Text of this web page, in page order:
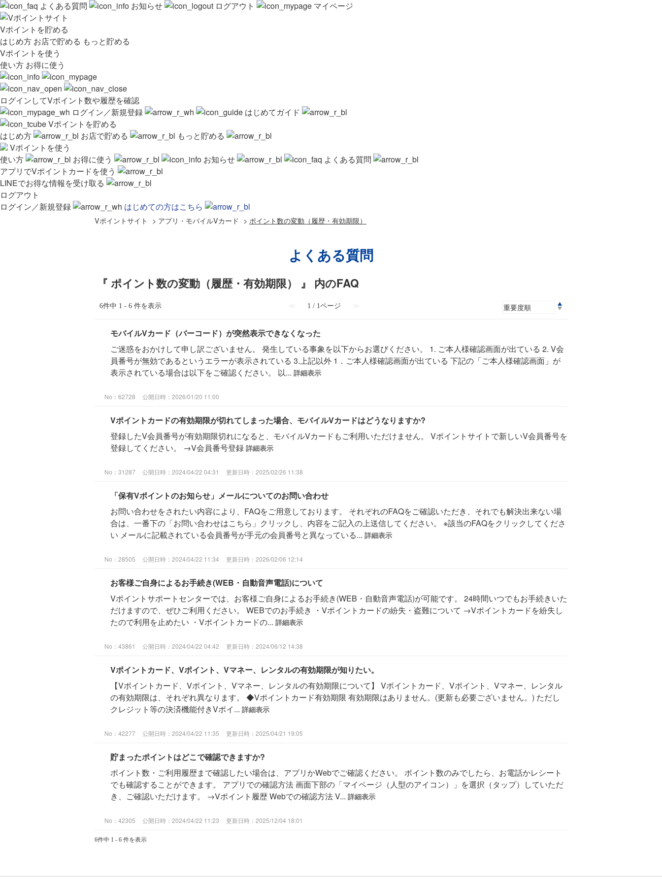
よくある質問 お知らせ ログアウト マイページ
Vポイントを貯める
はじめ方 お店で貯める もっと貯める
Vポイントを使う
使い方 お得に使う
ログインしてVポイント数や履歴を確認
ログイン／新規登録
はじめてガイド
Vポイントを貯める
はじめ方
お店で貯める
もっと貯める
Vポイントを使う
使い方
お得に使う お知らせ
よくある質問
アプリでVポイントカードを使う
LINEでお得な情報を受け取る
ログアウト
ログイン／新規登録
はじめての方はこちら
Vポイントサイト > アプリ・モバイルVカード > ポイント数の変動（履歴・有効期限）
よくある質問
『 ポイント数の変動（履歴・有効期限） 』 内のFAQ
6件中 1 - 6 件を表示 ≪ 1 / 1ページ ≫
モバイルVカード（バーコード）が突然表示できなくなった
ご迷惑をおかけして申し訳ございません。 発生している事象を以下からお選びください。 1. ご本人様確認画面が出ている 2. V会
員番号が無効であるというエラーが表示されている 3.上記以外 1．ご本人様確認画面が出ている 下記の「ご本人様確認画面」が
表示されている場合は以下をご確認ください。 以... 詳細表示
No：62728 公開日時：2026/01/20 11:00
Vポイントカードの有効期限が切れてしまった場合、モバイルVカードはどうなりますか?
登録したV会員番号が有効期限切れになると、モバイルVカードもご利用いただけません。 Vポイントサイトで新しいV会員番号を
登録してください。 →V会員番号登録 詳細表示
No：31287 公開日時：2024/04/22 04:31 更新日時：2025/02/26 11:38
「保有Vポイントのお知らせ」メールについてのお問い合わせ
お問い合わせをされたい内容により、FAQをご用意しております。 それぞれのFAQをご確認いただき、それでも解決出来ない場
合は、一番下の「お問い合わせはこちら」クリックし、内容をご記入の上送信してください。 ※該当のFAQをクリックしてくださ
い メールに記載されている会員番号が手元の会員番号と異なっている... 詳細表示
No：28505 公開日時：2024/04/22 11:34 更新日時：2026/02/06 12:14
お客様ご自身によるお手続き(WEB・自動音声電話)について
Vポイントサポートセンターでは、お客様ご自身によるお手続き(WEB・自動音声電話)が可能です。 24時間いつでもお手続きいた
だけますので、ぜひご利用ください。 WEBでのお手続き ・Vポイントカードの紛失・盗難について →Vポイントカードを紛失し
たので利用を止めたい ・Vポイントカードの... 詳細表示
No：43861 公開日時：2024/04/22 04:42 更新日時：2024/06/12 14:38
Vポイントカード、Vポイント、Vマネー、レンタルの有効期限が知りたい。
【Vポイントカード、Vポイント、Vマネー、レンタルの有効期限について】 Vポイントカード、Vポイント、Vマネー、レンタル
の有効期限は、それぞれ異なります。 ◆Vポイントカード有効期限 有効期限はありません。(更新も必要ございません。) ただし
クレジット等の決済機能付きVポイ... 詳細表示
No：42277 公開日時：2024/04/22 11:35 更新日時：2025/04/21 19:05
貯まったポイントはどこで確認できますか?
ポイント数・ご利用履歴まで確認したい場合は、アプリかWebでご確認ください。 ポイント数のみでしたら、お電話かレシート
でも確認することができます。 アプリでの確認方法 画面下部の「マイページ（人型のアイコン）」を選択（タップ）していただ
き、ご確認いただけます。 →Vポイント履歴 Webでの確認方法 V... 詳細表示
No：42305 公開日時：2024/04/22 11:23 更新日時：2025/12/04 18:01
6件中 1 - 6 件を表示